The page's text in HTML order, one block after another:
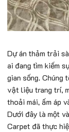
Dự án thảm trải
ai đang tìm kiếm
gian sống. Chúng
vật liệu trang trí,
thoải mái, ấm áp
Dưới đây là một
Carpet đã thực